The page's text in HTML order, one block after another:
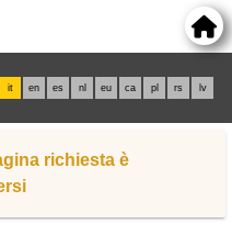
it en es nl eu ca pl rs lv
richiesta è